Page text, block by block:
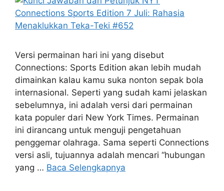
Versi permainan hari ini yang disebut
Connections: Sports Edition akan lebih mudah
dimainkan kalau kamu suka nonton sepak bola
internasional. Seperti yang sudah kami jelaskan
sebelumnya, ini adalah versi dari permainan
kata populer dari New York Times. Permainan
ini dirancang untuk menguji pengetahuan
penggemar olahraga. Sama seperti Connections
versi asli, tujuannya adalah mencari “hubungan
yang … Baca Selengkapnya